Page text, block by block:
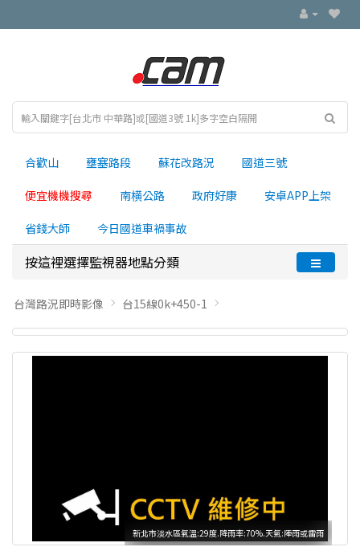
合歡山 壅塞路段 蘇花改路況 國道三號
便宜機機搜尋 南横公路 政府好康 安卓APP上架
省錢大師 今日國道車禍事故
按這裡選擇監視器地點分類
台灣路況即時影像 台15線0k+450-1
新北市淡水區氣溫:29度.降雨率:70%.天氣:陣雨或雷雨